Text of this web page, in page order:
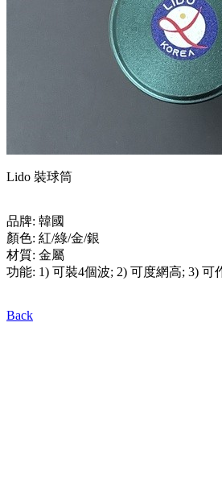
Lido 裝球筒
品牌: 韓國
顏色: 紅/綠/金/銀
材質: 金屬
功能: 1) 可裝4個波; 2) 可度網高; 3) 可
Back